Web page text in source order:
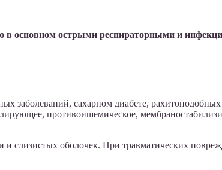
в основном острыми респираторными и
заболеваний, сахарном диабете,
противоишемическое,
оболочек. При травматических